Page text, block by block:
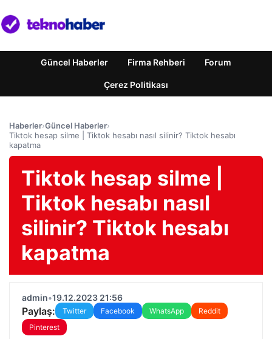
Güncel Haberler Firma Rehberi Forum
Çerez Politikası
Haberler›Güncel Haberler›
Tiktok hesap silme | Tiktok hesabı nasıl silinir? Tiktok hesabı
kapatma
Tiktok hesap silme |
Tiktok hesabı nasıl
silinir? Tiktok hesabı
kapatma
admin•19.12.2023 21:56
Paylaş: Twitter Facebook WhatsApp
Reddit
Pinterest